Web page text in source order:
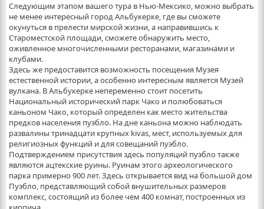
Следующим этапом вашего тура в Нью-Мексико, можно выбрать
не менее интересный город Альбукерке, где вы сможете
окунуться в прелести мирской жизни, а направившись к
Староместской площади, сможете обнаружить место,
оживленное многочисленными ресторанами, магазинами и
клубами.
Здесь же предоставится возможность посещения Музея
естественной истории, а особенно интересным является Музей
вулкана. В Альбукерке непеременно стоит посетить
Национальный исторический парк Чако и полюбоваться
каньоном Чако, который определен как место жительства
предков населения пуэбло. На дне каньона можно наблюдать
развалины тринадцати крупных kivas, мест, используемых для
религиозных функций и для совещаний пуэбло.
Подтверждением присутствия здесь популяций пуэбло также
являются ацтекские руины. Руинам этого археологического
парка примерно 900 лет. Здесь открывается вид на большой дом
Пуэбло, представляющий собой внушительных размеров
комплекс, состоящий из более чем 400 комнат, построенных из